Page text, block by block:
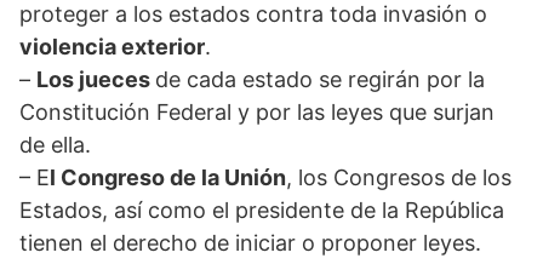
proteger a los estados contra toda invasión o
violencia exterior.
– Los jueces de cada estado se regirán por la
Constitución Federal y por las leyes que surjan
de ella.
– El Congreso de la Unión, los Congresos de los
Estados, así como el presidente de la República
tienen el derecho de iniciar o proponer leyes.